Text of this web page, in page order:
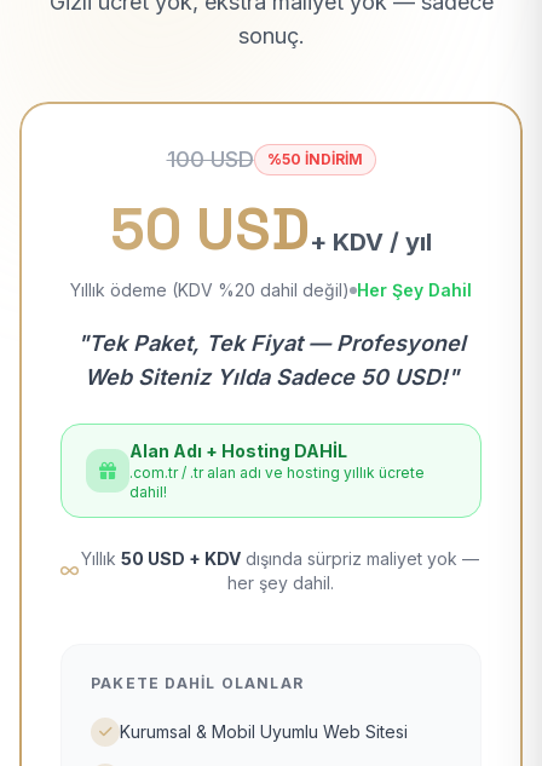
sonuç.
100 USD %50 İNDİRİM
50 USD+ KDV / yıl
Yıllık ödeme (KDV %20 dahil değil) Her Şey Dahil
"Tek Paket, Tek Fiyat — Profesyonel
Web Siteniz Yılda Sadece 50 USD!"
Alan Adı + Hosting DAHİL
.com.tr / .tr alan adı ve hosting yıllık ücrete
dahil!
Yıllık 50 USD + KDV dışında sürpriz maliyet yok —
her şey dahil.
PAKETE DAHIL OLANLAR
Kurumsal & Mobil Uyumlu Web Sitesi